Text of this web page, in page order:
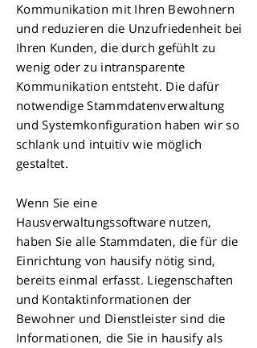
Kommunikation mit Ihren Bewohnern
und reduzieren die Unzufriedenheit bei
Ihren Kunden, die durch gefühlt zu
wenig oder zu intransparente
Kommunikation entsteht. Die dafür
notwendige Stammdatenverwaltung
und Systemkonfiguration haben wir so
schlank und intuitiv wie möglich
gestaltet.
Wenn Sie eine
Hausverwaltungssoftware nutzen,
haben Sie alle Stammdaten, die für die
Einrichtung von hausify nötig sind,
bereits einmal erfasst. Liegenschaften
und Kontaktinformationen der
Bewohner und Dienstleister sind die
Informationen, die Sie in hausify als